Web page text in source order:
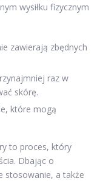
wysiłku fizycznym
zawierają zbędnych
raz w
skórę.
które mogą
to proces, który
Dbając o
stosowanie, a także